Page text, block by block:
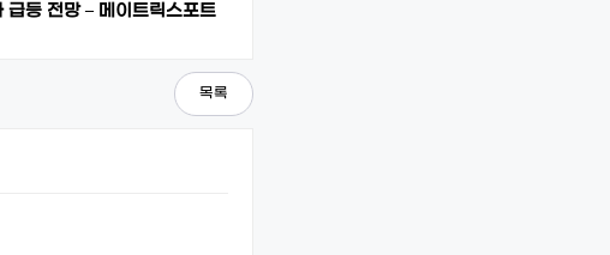
급등 전망 – 메이트릭스포트
목록